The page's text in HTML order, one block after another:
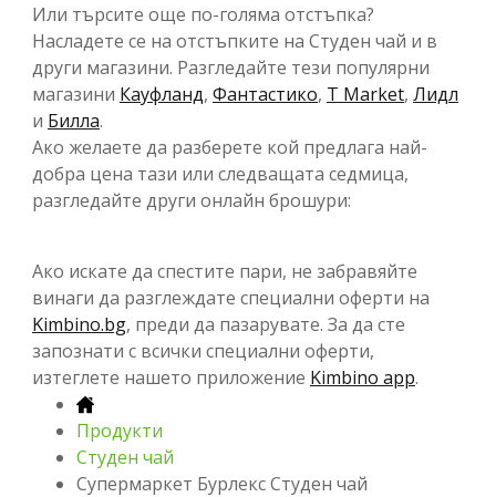
Или търсите още по-голяма отстъпка?
Насладете се на отстъпките на Студен чай и в
други магазини. Разгледайте тези популярни
магазини Кауфланд, Фантастико, T Market, Лидл
и Билла.
Ако желаете да разберете кой предлага най-
добра цена тази или следващата седмица,
разгледайте други онлайн брошури:
Ако искате да спестите пари, не забравяйте
винаги да разглеждате специални оферти на
Kimbino.bg, преди да пазарувате. За да сте
запознати с всички специални оферти,
изтеглете нашето приложение Kimbino app.
Продукти
Студен чай
Супермаркет Бурлекс Студен чай